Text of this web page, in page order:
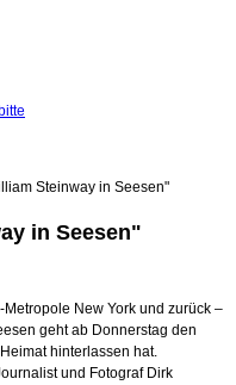
Steinway in Seesen"
in Seesen"
New York und zurück –
geht ab Donnerstag den
hinterlassen hat.
und Fotograf Dirk